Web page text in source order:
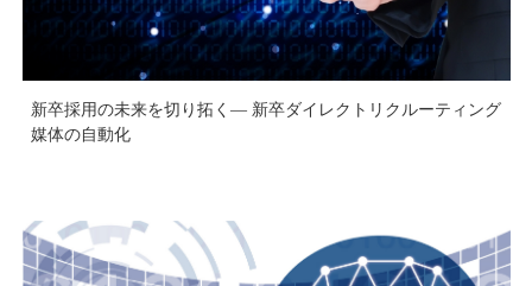
新卒採用の未来を切り拓く― 新卒ダイレクトリクルーティング
媒体の自動化